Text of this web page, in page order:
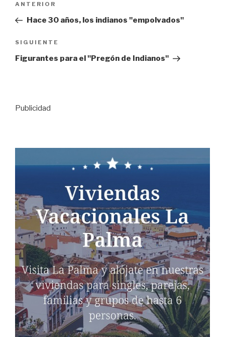
entradas
Entrada
anterior:
ANTERIOR
Hace 30 años, los indianos "empolvados"
Siguiente
entrada
SIGUIENTE
Figurantes para el "Pregón de Indianos"
Publicidad